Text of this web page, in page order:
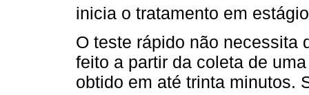
inicia o tratamento em
O teste rápido não necessita
feito a partir da coleta de
obtido em até trinta minutos.